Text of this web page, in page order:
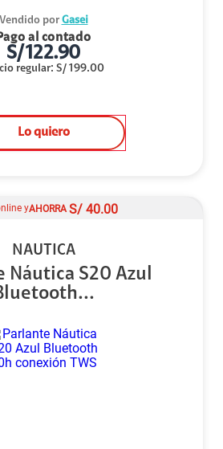
Vendido por Gasei
Pago al contado
S/122.90
regular: S/ 199.00
Lo quiero
yAHORRA S/ 40.00
NAUTICA
Náutica S20 Azul